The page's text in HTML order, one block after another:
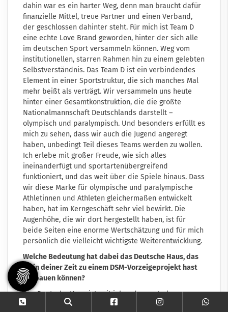
dahin war es ein harter Weg, denn man braucht dafür
finanzielle Mittel, treue Partner und einen Verband,
der geschlossen dahinter steht. Für mich ist Team D
eine echte Love Brand geworden, hinter der sich alle
im deutschen Sport versammeln können. Weg vom
institutionellen, starren Rahmen hin zu einem gelebten
Selbstverständnis. Das Team D ist ein verbindendes
Element in einer Sportstruktur, die sich manches Mal
mehr beißt als verträgt. Wir versammeln uns heute
hinter einer Gesamtkonstruktion, die die größte
Nationalmannschaft Deutschlands darstellt –
olympisch und paralympisch. Und besonders erfüllt es
mich zu sehen, dass wir auch die Jugend angeregt
haben, unbedingt Teil dieses Teams werden zu wollen.
Ich erlebe mit großer Freude, wie sich alles
ineinanderfügt und sportartenübergreifend
funktioniert, und das weit über die Spiele hinaus. Dass
wir diese Marke für olympische und paralympische
Athletinnen und Athleten gleichermaßen entwickelt
haben, hat im Kerngeschäft sehr viel bewirkt. Die
Augenhöhe, die wir dort hergestellt haben, ist für
beide Seiten eine enorme Wertschätzung und für mich
persönlich die vielleicht wichtigste Weiterentwicklung.
Welche Bedeutung hat dabei das Deutsche Haus, das
du in deiner Zeit zu einem DSM-Vorzeigeprojekt hast
ausbauen können?
Das Deutsche Haus ist seit jeher der zentrale
Treffpunkt für das Team und seine Gäste. Wir haben